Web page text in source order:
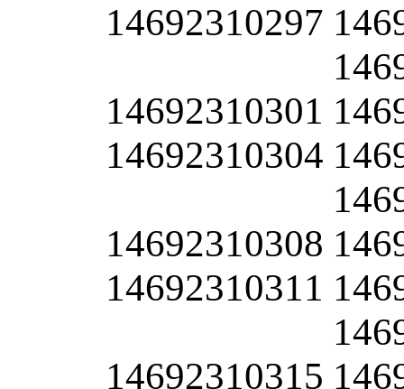
14692310297
14692310301
14692310304
14692310308
14692310311
14692310315